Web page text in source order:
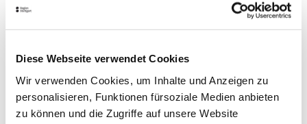
Diese Webseite verwendet Cookies
Wir verwenden Cookies, um Inhalte und Anzeigen zu
personalisieren, Funktionen fürsoziale Medien anbieten
zu können und die Zugriffe auf unsere Website
Pfählerstraße 1
72574 Bad Urach
Mail:bepviet.restaurant.de@gmail.com
Planen Sie Ihre Anreise